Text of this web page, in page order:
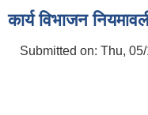
कार्य विभाजन
Submitted on: Thu,